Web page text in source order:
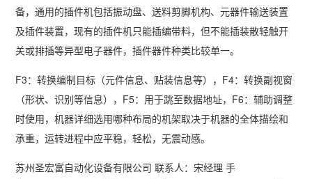
备，通用的插件机包括振动盘、送料剪脚机构、元器件输送装置
及插件装置，现有的插件机只能插编带料，但不能插装散轻触开
关或排插等异型电子器件，插件器件种类比较单一。
F3：转换编制目标（元件信息、贴装信息等），F4：转换副视窗
（形状、识别等信息），F5：用于跳至数据地址，F6：辅助调整
时使用，机器详细选用哪种布局的机架取决于机器的全体描绘和
承重，运转进程中应平稳，轻松，无震动感。
苏州圣宏富自动化设备有限公司 联系人：宋经理 手